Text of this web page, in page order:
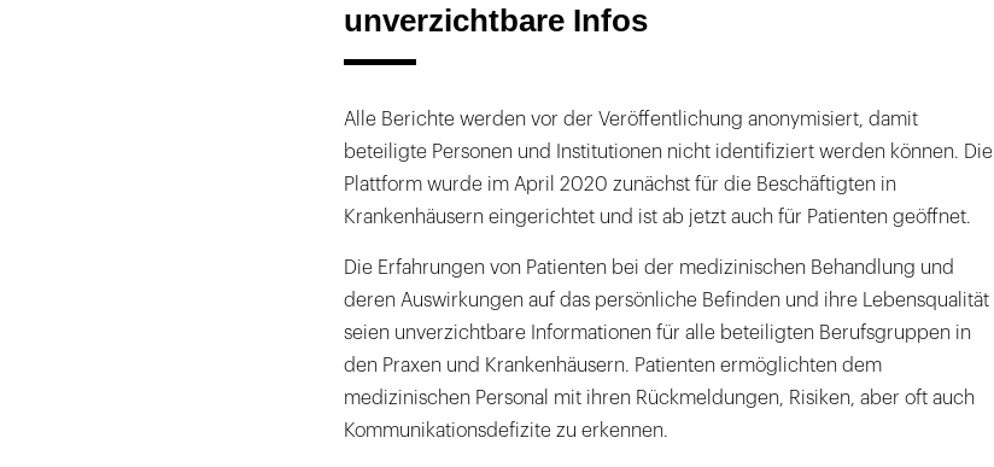
unverzichtbare Infos
Alle Berichte werden vor der Veröffentlichung anonymisiert, damit
beteiligte Personen und Institutionen nicht identifiziert werden können. Die
Plattform wurde im April 2020 zunächst für die Beschäftigten in
Krankenhäusern eingerichtet und ist ab jetzt auch für Patienten geöffnet.
Die Erfahrungen von Patienten bei der medizinischen Behandlung und
deren Auswirkungen auf das persönliche Befinden und ihre Lebensqualität
seien unverzichtbare Informationen für alle beteiligten Berufsgruppen in
den Praxen und Krankenhäusern. Patienten ermöglichten dem
medizinischen Personal mit ihren Rückmeldungen, Risiken, aber oft auch
Kommunikationsdefizite zu erkennen.